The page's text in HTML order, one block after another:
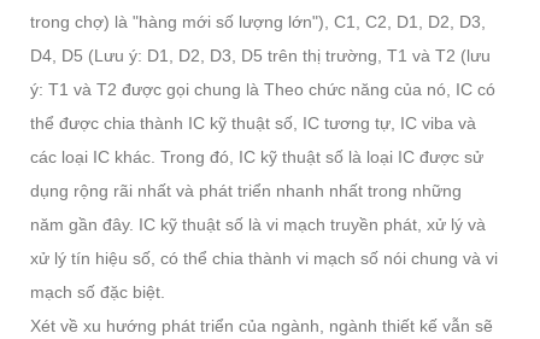
trong chợ) là "hàng mới số lượng lớn"), C1, C2, D1, D2, D3,
D4, D5 (Lưu ý: D1, D2, D3, D5 trên thị trường, T1 và T2 (lưu
ý: T1 và T2 được gọi chung là Theo chức năng của nó, IC có
thể được chia thành IC kỹ thuật số, IC tương tự, IC viba và
các loại IC khác. Trong đó, IC kỹ thuật số là loại IC được sử
dụng rộng rãi nhất và phát triển nhanh nhất trong những
năm gần đây. IC kỹ thuật số là vi mạch truyền phát, xử lý và
xử lý tín hiệu số, có thể chia thành vi mạch số nói chung và vi
mạch số đặc biệt.
Xét về xu hướng phát triển của ngành, ngành thiết kế vẫn sẽ